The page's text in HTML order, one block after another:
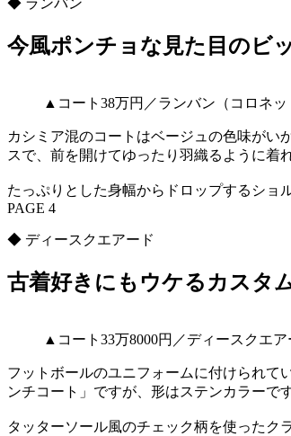
◆ ランバン
今風ポンチョな見た目のビ
▲コート38万円／ランバン（コロネッ
カシミア混のコートはベージュの色味がい
スで、前を開けてゆったり羽織るように着
たっぷりとした身幅からドロップするショ
PAGE 4
◆ ディースクエアード
古着好きにもウケるカスタ
▲コート33万8000円／ディースクエ
フットボールのユニフォームに付けられて
ンチコート」ですが、形はステンカラーです
タッターソール風のチェック柄を使ったク